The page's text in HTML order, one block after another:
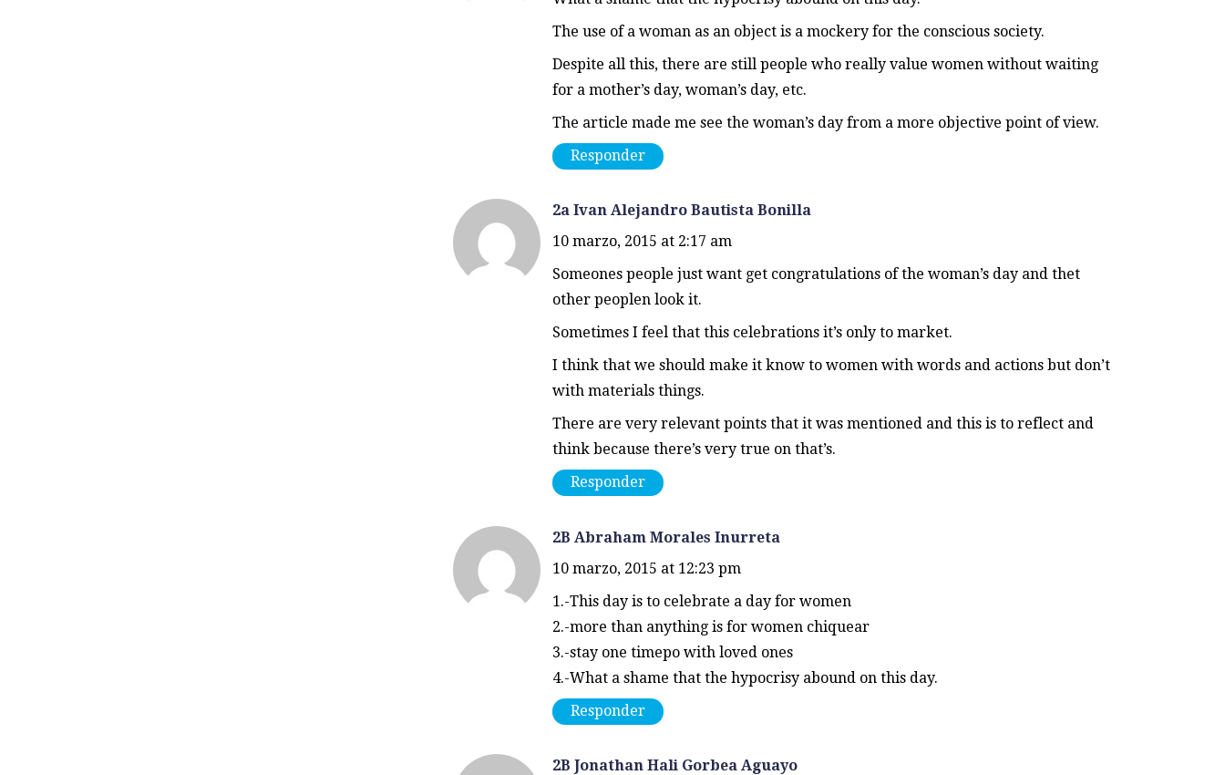
The use of a woman as an object is a mockery for the conscious society.
Despite all this, there are still people who really value women without waiting
for a mother’s day, woman’s day, etc.
The article made me see the woman’s day from a more objective point of view.
Responder
2a Ivan Alejandro Bautista Bonilla
10 marzo, 2015 at 2:17 am
Someones people just want get congratulations of the woman’s day and thet
other peoplen look it.
Sometimes I feel that this celebrations it’s only to market.
I think that we should make it know to women with words and actions but don’t
with materials things.
There are very relevant points that it was mentioned and this is to reflect and
think because there’s very true on that’s.
Responder
2B Abraham Morales Inurreta
10 marzo, 2015 at 12:23 pm
1.-This day is to celebrate a day for women
2.-more than anything is for women chiquear
3.-stay one timepo with loved ones
4.-What a shame that the hypocrisy abound on this day.
Responder
2B Jonathan Hali Gorbea Aguayo